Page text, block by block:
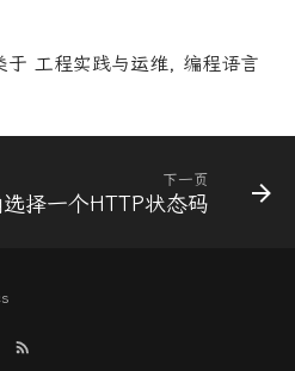
于 工程实践与运维, 编程语言
下一页
择一个HTTP状态码